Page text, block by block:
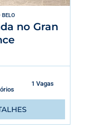
BELO
no Gran
1 Vagas